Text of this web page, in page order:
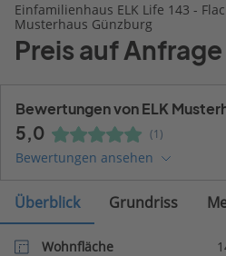
Einfamilienhaus ELK Life 143 -
Musterhaus Günzburg
Preis auf Anfrage
Bewertungen von ELK
5,0 (1)
Bewertungen ansehen
Überblick Grundriss
Wohnfläche